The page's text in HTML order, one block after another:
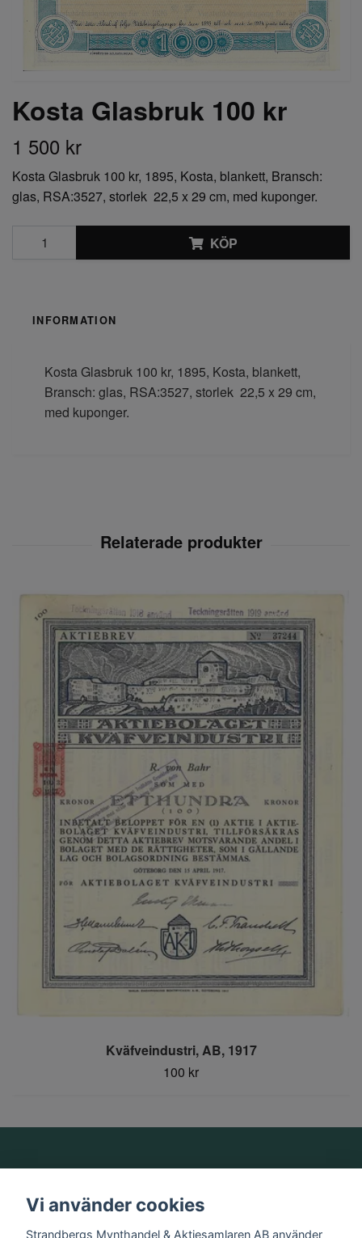
Kosta Glasbruk 100 kr
1 500 kr
Kosta Glasbruk 100 kr, 1895, Kosta, blankett, Bransch:
glas, RSA:3527, storlek 22,5 x 29 cm, med kuponger.
KÖP
INFORMATION
Kosta Glasbruk 100 kr, 1895, Kosta, blankett,
Bransch: glas, RSA:3527, storlek 22,5 x 29 cm,
med kuponger.
Kväfveindustri, AB, 1917
100 kr
Vi använder cookies
Strandbergs Mynthandel & Aktiesamlaren AB använder